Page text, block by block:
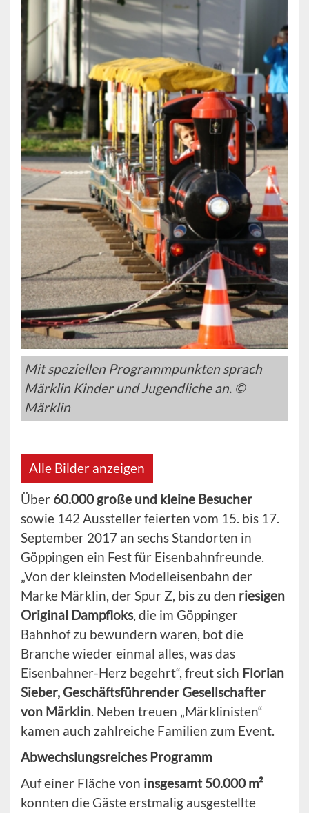
Mit speziellen Programmpunkten sprach
Märklin Kinder und Jugendliche an. ©
Märklin
Alle Bilder anzeigen
Über 60.000 große und kleine Besucher
sowie 142 Aussteller feierten vom 15. bis 17.
September 2017 an sechs Standorten in
Göppingen ein Fest für Eisenbahnfreunde.
„Von der kleinsten Modelleisenbahn der
Marke Märklin, der Spur Z, bis zu den riesigen
Original Dampfloks, die im Göppinger
Bahnhof zu bewundern waren, bot die
Branche wieder einmal alles, was das
Eisenbahner-Herz begehrt“, freut sich Florian
Sieber, Geschäftsführender Gesellschafter
von Märklin. Neben treuen „Märklinisten“
kamen auch zahlreiche Familien zum Event.
Abwechslungsreiches Programm
Auf einer Fläche von insgesamt 50.000 m²
konnten die Gäste erstmalig ausgestellte